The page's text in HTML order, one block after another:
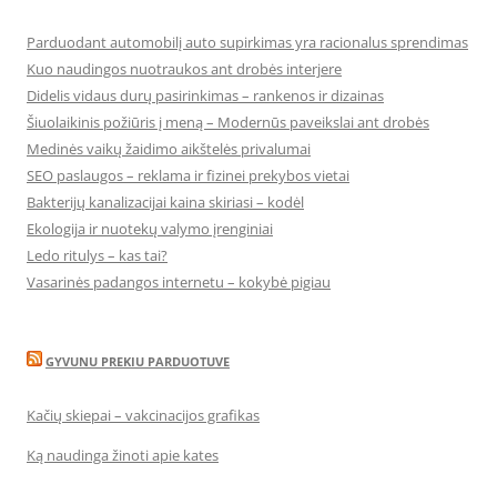
Parduodant automobilį auto supirkimas yra racionalus sprendimas
Kuo naudingos nuotraukos ant drobės interjere
Didelis vidaus durų pasirinkimas – rankenos ir dizainas
Šiuolaikinis požiūris į meną – Modernūs paveikslai ant drobės
Medinės vaikų žaidimo aikštelės privalumai
SEO paslaugos – reklama ir fizinei prekybos vietai
Bakterijų kanalizacijai kaina skiriasi – kodėl
Ekologija ir nuotekų valymo įrenginiai
Ledo ritulys – kas tai?
Vasarinės padangos internetu – kokybė pigiau
GYVUNU PREKIU PARDUOTUVE
Kačių skiepai – vakcinacijos grafikas
Ką naudinga žinoti apie kates